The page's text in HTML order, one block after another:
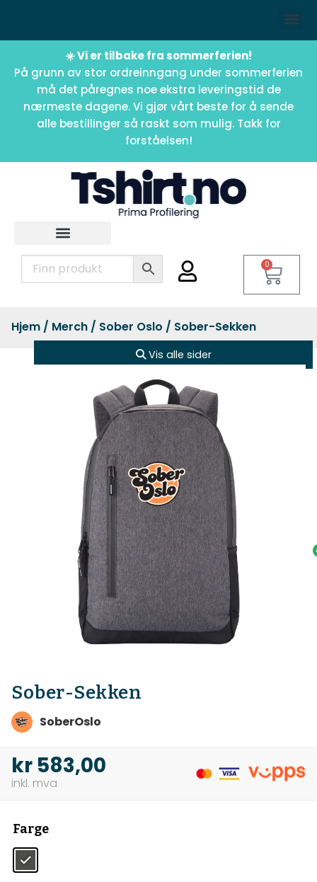
☀️ Vi er tilbake fra sommerferien!
På grunn av stor ordreinngang under sommerferien
må det påregnes noe ekstra leveringstid de
nærmeste dagene. Vi gjør vårt beste for å sende
alle bestillinger så raskt som mulig. Takk for
forståelsen!
0
Hjem / Merch / Sober Oslo / Sober-Sekken
Vis alle sider
Sober-Sekken
SoberOslo
kr 583,00
Farge